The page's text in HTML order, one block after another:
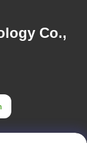
Co.,